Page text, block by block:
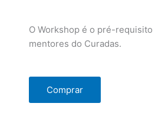
O Workshop é o pré-
mentores do Curadas.
Comprar